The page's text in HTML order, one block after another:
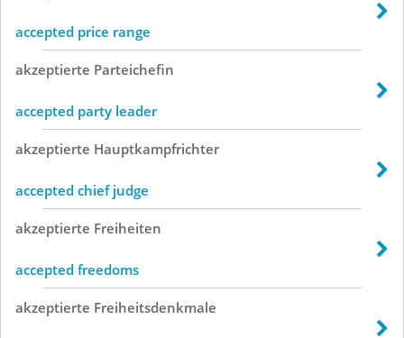
accepted price range
akzeptierte Parteichefin
accepted party leader
akzeptierte Hauptkampfrichter
accepted chief judge
akzeptierte Freiheiten
accepted freedoms
akzeptierte Freiheitsdenkmale